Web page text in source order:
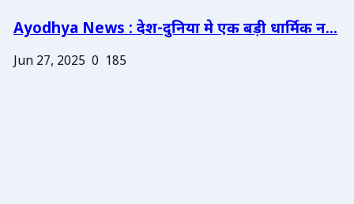
Ayodhya News : देश-दुनिया मे एक बड़ी धार्मिक न...
Jun 27, 2025 0 185